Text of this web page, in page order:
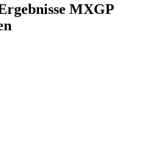
MXGP